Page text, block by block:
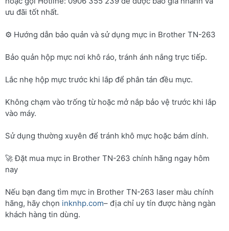
ưu đãi tốt nhất.
⚙️ Hướng dẫn bảo quản và sử dụng mực in Brother TN-263
Bảo quản hộp mực nơi khô ráo, tránh ánh nắng trực tiếp.
Lắc nhẹ hộp mực trước khi lắp để phân tán đều mực.
Không chạm vào trống từ hoặc mở nắp bảo vệ trước khi lắp
vào máy.
Sử dụng thường xuyên để tránh khô mực hoặc bám dính.
🚀 Đặt mua mực in Brother TN-263 chính hãng ngay hôm
nay
Nếu bạn đang tìm mực in Brother TN-263 laser màu chính
hãng, hãy chọn inknhp.com– địa chỉ uy tín được hàng ngàn
khách hàng tin dùng.